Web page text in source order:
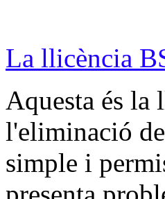
La llicència
Aquesta és
l'eliminació
simple i